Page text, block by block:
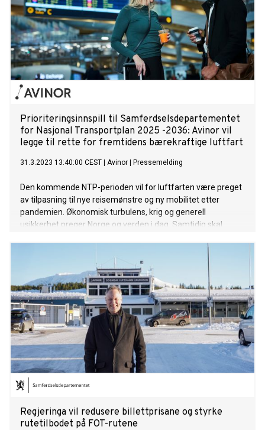
Prioriteringsinnspill til Samferdselsdepartementet
for Nasjonal Transportplan 2025 -2036: Avinor vil
legge til rette for fremtidens bærekraftige luftfart
31.3.2023 13:40:00 CEST Avinor Pressemelding
Den kommende NTP-perioden vil for luftfarten være preget
av tilpasning til nye reisemønstre og ny mobilitet etter
pandemien. Økonomisk turbulens, krig og generell
usikkerhet preger Norge og verden i dag. Samtidig skal
Regjeringa vil redusere billettprisane og styrke
rutetilbodet på FOT-rutene